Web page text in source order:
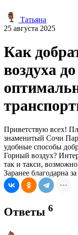
Татьяна
25 августа 2025
Как
воздуха
Приветствую всех!
знаменитый Сочи
удобные способы
Горный воздух?
так и такси,
Заранее благодарна
Ответы 6